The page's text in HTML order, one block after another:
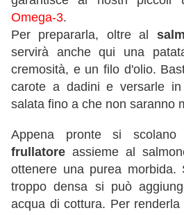
Omega-3.
Per prepararla, oltre al
servirà anche qui una
cremosità, e un filo d'olio.
carote a dadini e versarle
salata fino a che non saranno
Appena pronte si
frullatore assieme al
ottenere una purea morbida.
troppo densa si può
acqua di cottura. Per